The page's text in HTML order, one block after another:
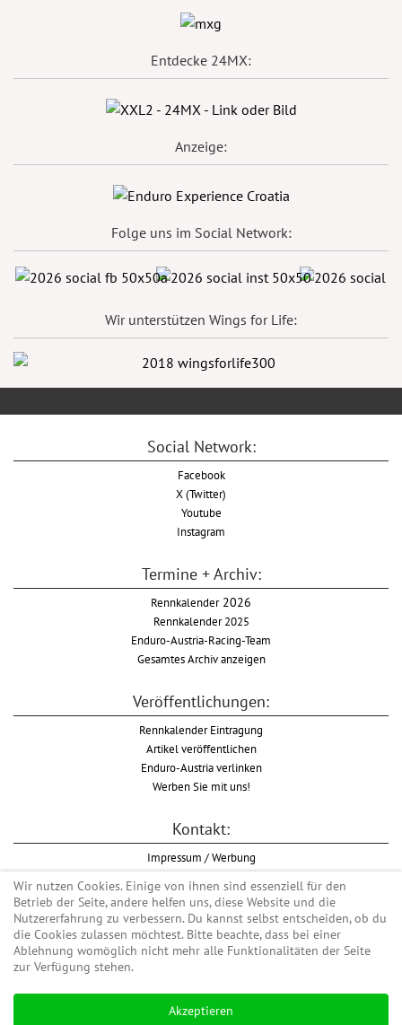
Entdecke 24MX:
Anzeige:
Folge uns im Social Network:
Wir unterstützen Wings for Life:
Social Network:
Facebook
X (Twitter)
Youtube
Instagram
Termine + Archiv:
Rennkalender2026
Rennkalender 2025
Enduro-Austria-Racing-Team
Gesamtes Archiv anzeigen
Veröffentlichungen:
Rennkalender Eintragung
Artikel veröffentlichen
Enduro-Austria verlinken
Werben Sie mit uns!
Kontakt:
Impressum / Werbung
Datenschutzinformation
Informationspflicht WKO
AGB
Begriff "Enduro" auf Wikipedia
#enduroaustria, #wirlebenenduro #enduroaustriaracingteam
Wir nutzen Cookies. Einige von ihnen sind essenziell für den
Betrieb der Seite, andere helfen uns, diese Website und die
Nutzererfahrung zu verbessern. Du kannst selbst entscheiden, ob du
die Cookies zulassen möchtest. Bitte beachte, dass bei einer
Ablehnung womöglich nicht mehr alle Funktionalitäten der Seite
zur Verfügung stehen.
Akzeptieren